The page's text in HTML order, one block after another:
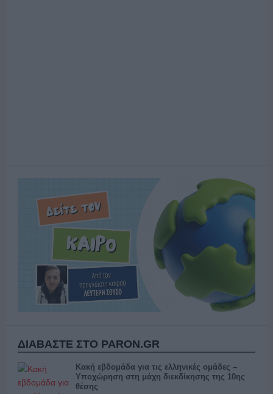
ΔΙΑΒΑΣΤΕ ΣΤΟ PARON.GR
Κακή εβδομάδα για τις ελληνικές ομάδες –
Υποχώρηση στη μάχη διεκδίκησης της 10ης
θέσης